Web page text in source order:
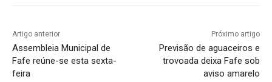
Artigo anterior
Assembleia Municipal de
Fafe reúne-se esta sexta-
feira
Próximo artigo
Previsão de aguaceiros e
trovoada deixa Fafe sob
aviso amarelo